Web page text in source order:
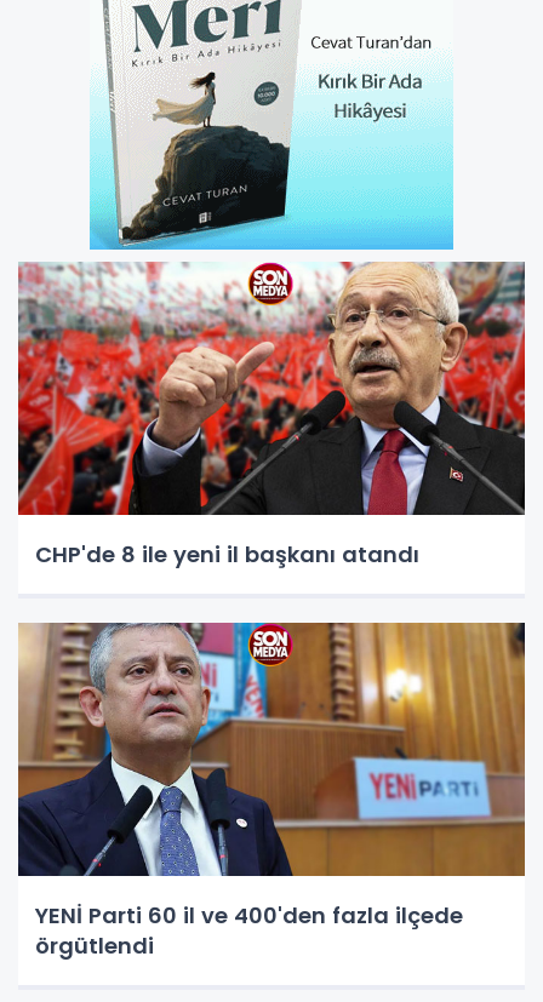
CHP'de 8 ile yeni il başkanı atandı
YENİ Parti 60 il ve 400'den fazla ilçede
örgütlendi